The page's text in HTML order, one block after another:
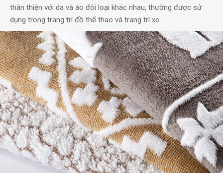
thân thiện với da và áo đôi loại khác nhau, thường được sử
dụng trong trang trí đồ thể thao và trang trí xe.